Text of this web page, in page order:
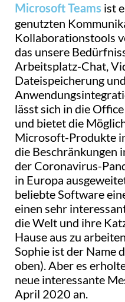
Microsoft Teams ist
genutzten
Kollaborationstools
das unsere
Arbeitsplatz-Chat,
Dateispeicherung und
lässt sich in die
und bietet die
Microsoft-Produkte
die Beschränkungen
der Coronavirus-
in Europa
beliebte Software
einen sehr
die Welt und ihre
Hause aus zu
Sophie ist der Name
oben). Aber es
neue interessante
April 2020 an.